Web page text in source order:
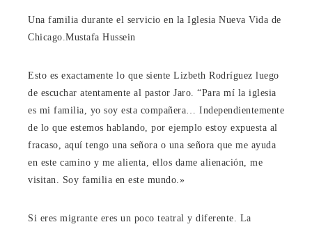
Una familia durante el servicio en la Iglesia Nueva Vida de
Chicago. Mustafa Hussein
Esto es exactamente lo que siente Lizbeth Rodríguez luego
de escuchar atentamente al pastor Jaro. “Para mí la iglesia
es mi familia, yo soy esta compañera… Independientemente
de lo que estemos hablando, por ejemplo estoy expuesta al
fracaso, aquí tengo una señora o una señora que me ayuda
en este camino y me alienta, ellos dame alienación, me
visitan. Soy familia en este mundo.»
Si eres migrante eres un poco teatral y diferente. La